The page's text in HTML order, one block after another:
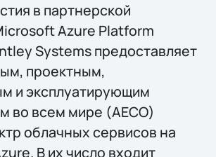
в партнерской
Azure Platform
Systems предоставляет
проектным,
и эксплуатирующим
во всем мире (AECO)
облачных сервисов на
В их число входит